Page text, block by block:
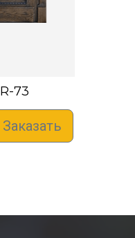
R-73
Заказать